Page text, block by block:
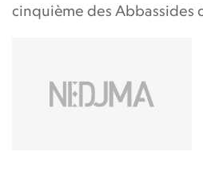
cinquième des Abbassides